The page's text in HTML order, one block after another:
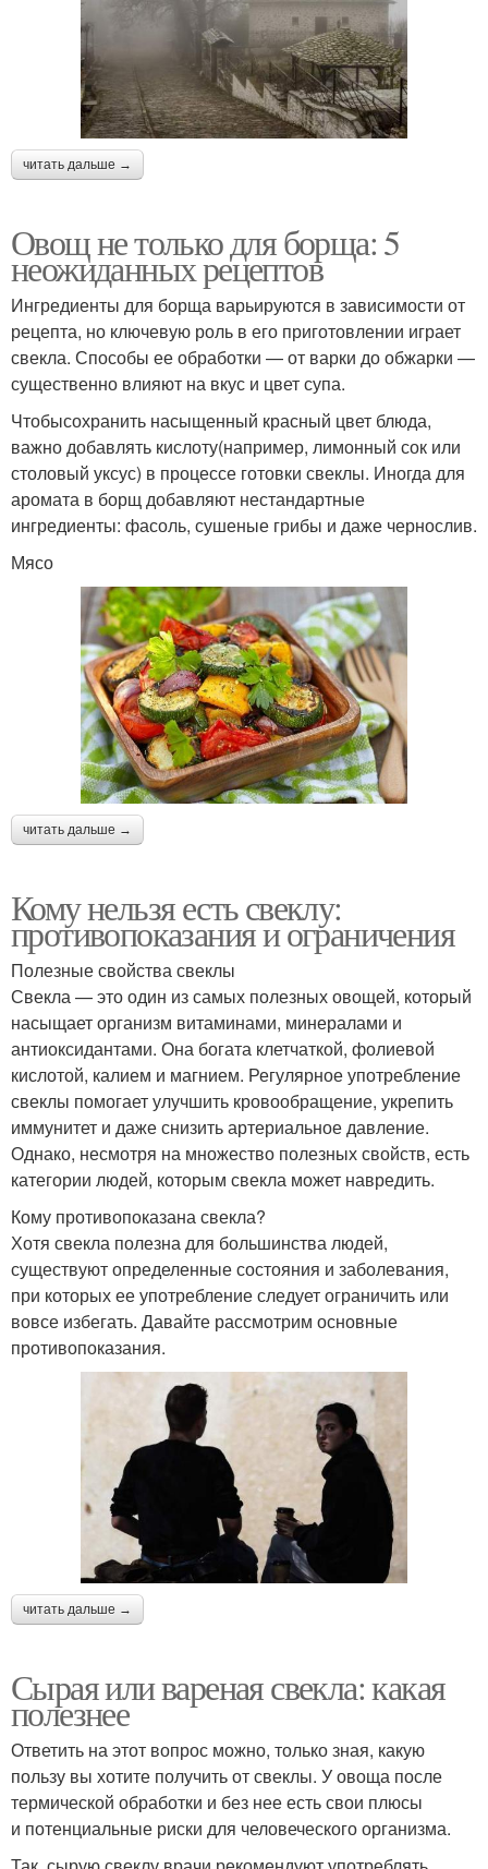
читать дальше →
Овощ не только для борща: 5
неожиданных рецептов
Ингредиенты для борща варьируются в зависимости от
рецепта, но ключевую роль в его приготовлении играет
свекла. Способы ее обработки — от варки до обжарки —
существенно влияют на вкус и цвет супа.
Чтобысохранить насыщенный красный цвет блюда,
важно добавлять кислоту(например, лимонный сок или
столовый уксус) в процессе готовки свеклы. Иногда для
аромата в борщ добавляют нестандартные
ингредиенты: фасоль, сушеные грибы и даже чернослив.
Мясо
читать дальше →
Кому нельзя есть свеклу:
противопоказания и ограничения
Полезные свойства свеклы
Свекла — это один из самых полезных овощей, который
насыщает организм витаминами, минералами и
антиоксидантами. Она богата клетчаткой, фолиевой
кислотой, калием и магнием. Регулярное употребление
свеклы помогает улучшить кровообращение, укрепить
иммунитет и даже снизить артериальное давление.
Однако, несмотря на множество полезных свойств, есть
категории людей, которым свекла может навредить.
Кому противопоказана свекла?
Хотя свекла полезна для большинства людей,
существуют определенные состояния и заболевания,
при которых ее употребление следует ограничить или
вовсе избегать. Давайте рассмотрим основные
противопоказания.
читать дальше →
Сырая или вареная свекла: какая
полезнее
Ответить на этот вопрос можно, только зная, какую
пользу вы хотите получить от свеклы. У овоща после
термической обработки и без нее есть свои плюсы
и потенциальные риски для человеческого организма.